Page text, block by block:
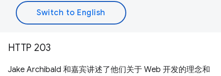
HTTP 203
Jake Archibald 和嘉宾讲述了他们关于 Web 开发的理念和